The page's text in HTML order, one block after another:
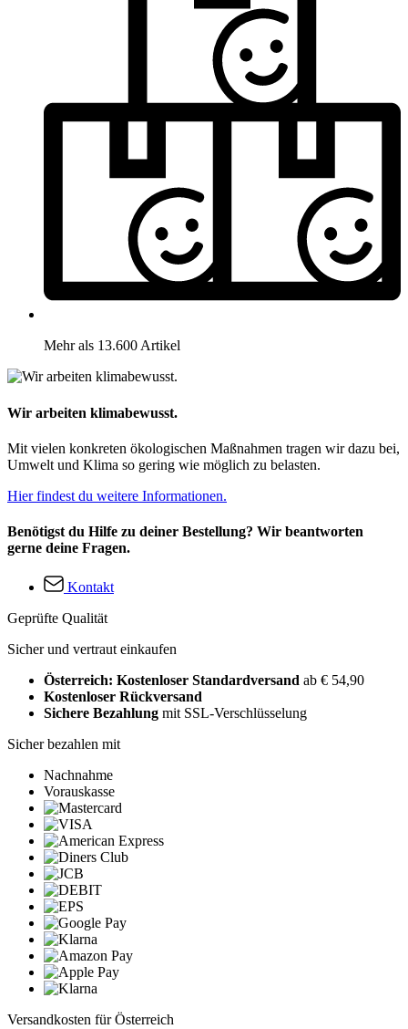
Mehr als 13.600 Artikel
Wir arbeiten klimabewusst.
Mit vielen konkreten ökologischen Maßnahmen tragen wir dazu bei,
Umwelt und Klima so gering wie möglich zu belasten.
Hier findest du weitere Informationen.
Benötigst du Hilfe zu deiner Bestellung? Wir beantworten
gerne deine Fragen.
Kontakt
Geprüfte Qualität
Sicher und vertraut einkaufen
Österreich: Kostenloser Standardversand ab € 54,90
Kostenloser Rückversand
Sichere Bezahlung mit SSL-Verschlüsselung
Sicher bezahlen mit
Nachnahme
Vorauskasse
Versandkosten für Österreich